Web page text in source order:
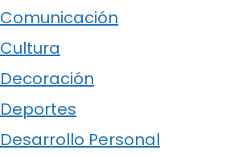
Comunicación
Cultura
Decoración
Deportes
Desarrollo Personal